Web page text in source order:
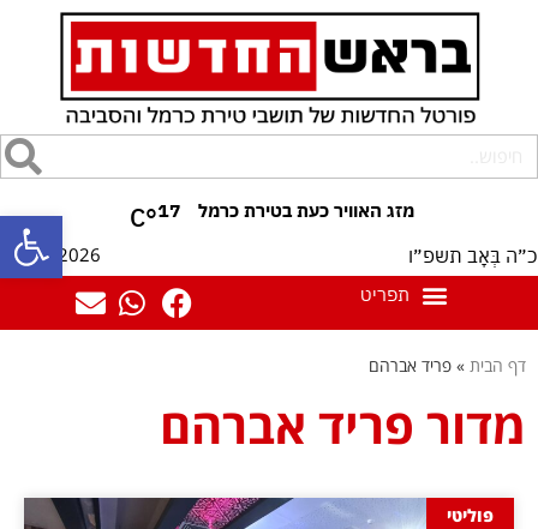
פתח 17
°C
כ״ה בְּאָב תשפ״ו 08/08/2026
דף הבית » פריד אברהם
מדור פריד אברהם
פוליטי